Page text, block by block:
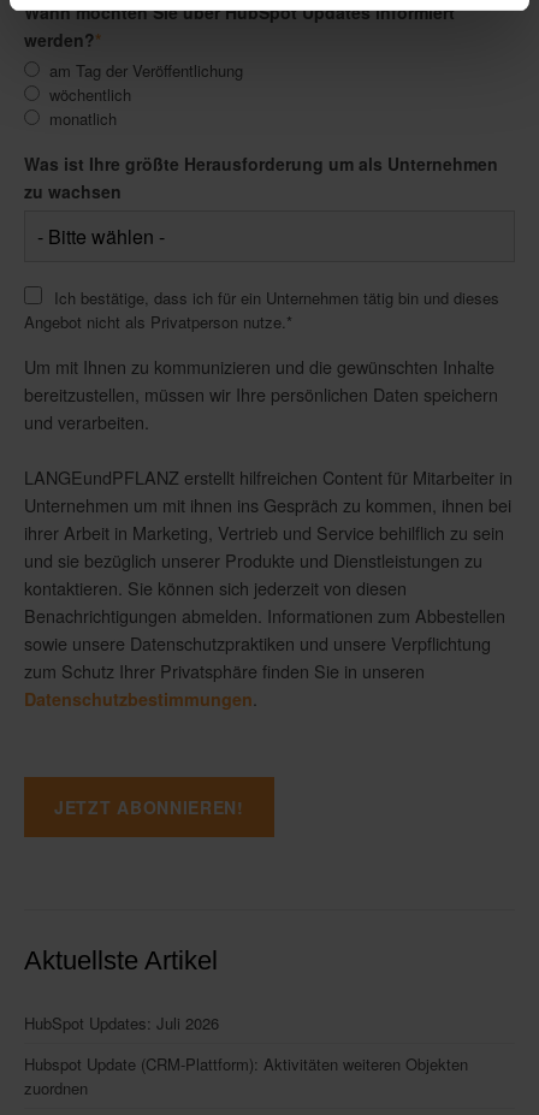
Wann möchten Sie über HubSpot Updates informiert
werden?*
am Tag der Veröffentlichung
wöchentlich
monatlich
Was ist Ihre größte Herausforderung um als Unternehmen
zu wachsen
Ich bestätige, dass ich für ein Unternehmen tätig bin und dieses
Angebot nicht als Privatperson nutze. *
Um mit Ihnen zu kommunizieren und die gewünschten Inhalte
bereitzustellen, müssen wir Ihre persönlichen Daten speichern
und verarbeiten.
LANGEundPFLANZ erstellt hilfreichen Content für Mitarbeiter in
Unternehmen um mit ihnen ins Gespräch zu kommen, ihnen bei
ihrer Arbeit in Marketing, Vertrieb und Service behilflich zu sein
und sie bezüglich unserer Produkte und Dienstleistungen zu
kontaktieren. Sie können sich jederzeit von diesen
Benachrichtigungen abmelden. Informationen zum Abbestellen
sowie unsere Datenschutzpraktiken und unsere Verpflichtung
zum Schutz Ihrer Privatsphäre finden Sie in unseren
Datenschutzbestimmungen
Aktuellste Artikel
HubSpot Updates: Juli 2026
Hubspot Update (CRM-Plattform): Aktivitäten weiteren Objekten
zuordnen